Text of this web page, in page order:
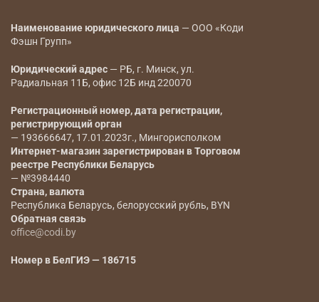
Наименование юридического лица — ООО «Коди
Фэшн Групп»
Юридический адрес — РБ, г. Минск, ул.
Радиальная 11Б, офис 12Б инд 220070
Регистрационный номер, дата регистрации,
регистрирующий орган
— 193666647, 17.01.2023г., Мингорисполком
Интернет-магазин зарегистрирован в Торговом
реестре Республики Беларусь
— №3984440
Страна, валюта
Республика Беларусь, белорусский рубль, BYN
Обратная связь
office@codi.by
Номер в БелГИЭ — 186715